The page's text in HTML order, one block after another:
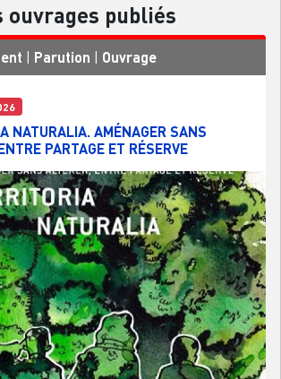
ouvrages publiés
| Parution | Ouvrage
NATURALIA. AMÉNAGER SANS
PARTAGE ET RÉSERVE